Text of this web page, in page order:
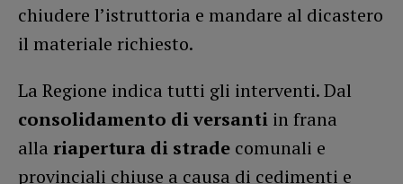
chiudere l’istruttoria e mandare al dicastero
il materiale richiesto.
La Regione indica tutti gli interventi. Dal
consolidamento di versanti in frana
alla riapertura di strade comunali e
provinciali chiuse a causa di cedimenti e